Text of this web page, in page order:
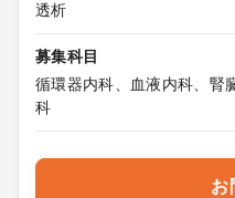
透析
募集科目
循環器内科、血液内科、腎
科
お